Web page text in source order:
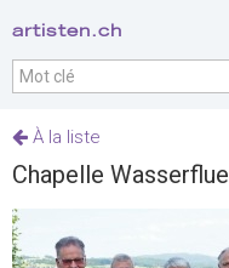
artisten.ch
À la liste
Chapelle Wasserflue